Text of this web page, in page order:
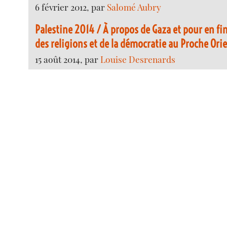
6 février 2012, par Salomé Aubry
Palestine 2014 / À propos de Gaza et pour en
des religions et de la démocratie au Proche
15 août 2014, parLouise Desrenards